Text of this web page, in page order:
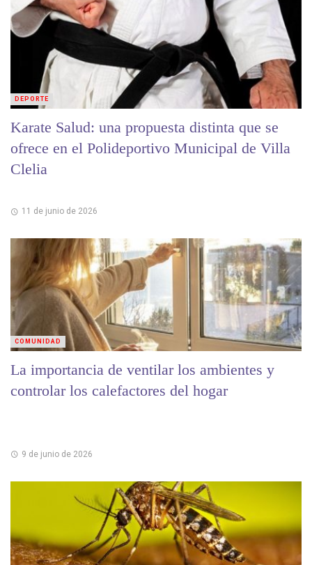
Karate Salud: una propuesta distinta que se
ofrece en el Polideportivo Municipal de Villa
Clelia
11 de junio de 2026
DEPORTE
La importancia de ventilar los ambientes y
controlar los calefactores del hogar
9 de junio de 2026
COMUNIDAD